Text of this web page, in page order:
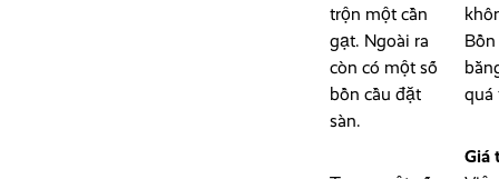
trộn một cần
gạt. Ngoài ra
còn có một số
bồn cầu đặt
sàn.
quá
Giá